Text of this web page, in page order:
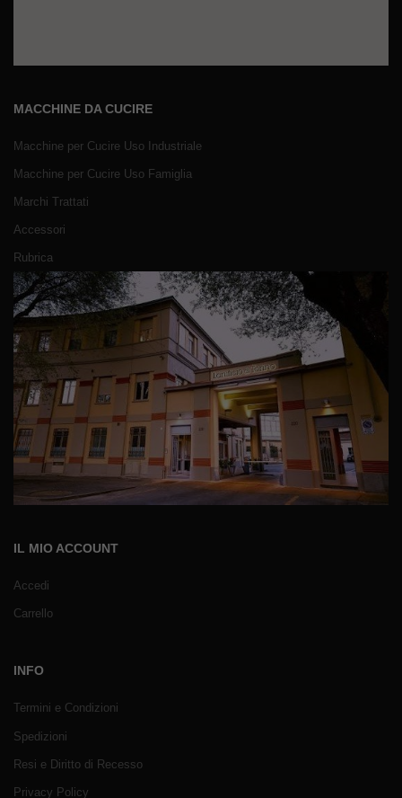
MACCHINE DA CUCIRE
Macchine per Cucire Uso Industriale
Macchine per Cucire Uso Famiglia
Marchi Trattati
Accessori
Rubrica
IL MIO ACCOUNT
Accedi
Carrello
INFO
Termini e Condizioni
Spedizioni
Resi e Diritto di Recesso
Privacy Policy